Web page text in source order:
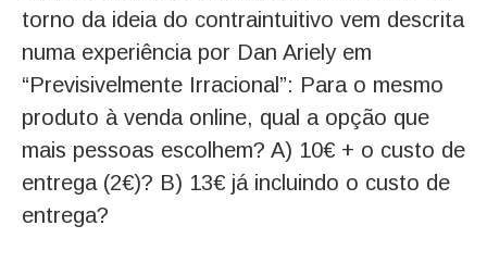
torno da ideia do contraintuitivo vem descrita
numa experiência por Dan Ariely em
“Previsivelmente Irracional”: Para o mesmo
produto à venda online, qual a opção que
mais pessoas escolhem? A) 10€ + o custo de
entrega (2€)? B) 13€ já incluindo o custo de
entrega?